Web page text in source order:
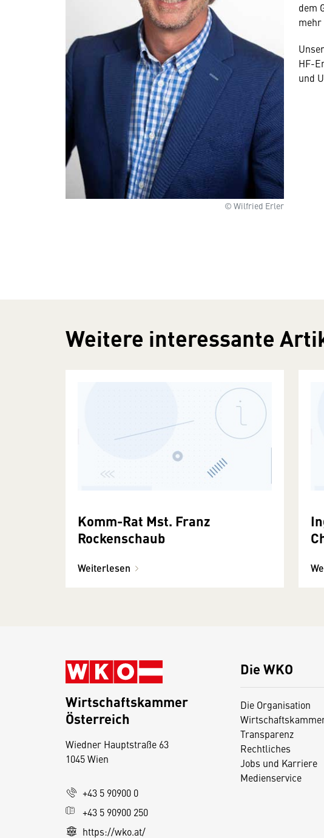
© Wilfried Erler
dem
mehr
HF-
und
Weitere interessante
Komm-Rat Mst. Franz
Rockenschaub
Weiterlesen
Die WKO
Die Organisation
Transparenz
Rechtliches
Jobs und Karriere
Medienservice
Wirtschaftskammer
Österreich
Wiedner Hauptstraße 63
1045 Wien
+43 5 90900 0
+43 5 90900 250
https://wko.at/